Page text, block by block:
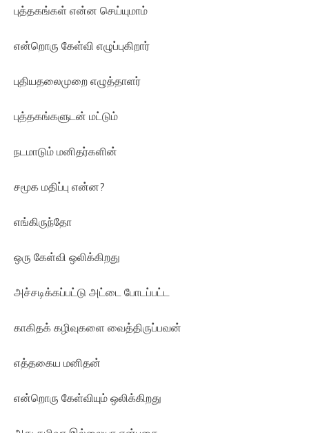
புத்தகங்கள் என்ன செய்யுமாம்
என்றொரு கேள்வி எழுப்புகிறார்
புதியதலைமுறை எழுத்தாளர்
புத்தகங்களுடன் மட்டும்
நடமாடும் மனிதர்களின்
சமூக மதிப்பு என்ன?
எங்கிருந்தோ
ஒரு கேள்வி ஒலிக்கிறது
அச்சடிக்கப்பட்டு அட்டை போடப்பட்ட
காகிதக் கழிவுகளை வைத்திருப்பவன்
எத்தகைய மனிதன்
என்றொரு கேள்வியும் ஒலிக்கிறது